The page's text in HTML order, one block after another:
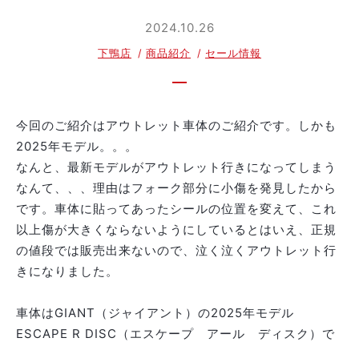
2024.10.26
下鴨店 商品紹介 セール情報
今回のご紹介はアウトレット車体のご紹介です。しかも
2025年モデル。。。
なんと、最新モデルがアウトレット行きになってしまう
なんて、、、理由はフォーク部分に小傷を発見したから
です。車体に貼ってあったシールの位置を変えて、これ
以上傷が大きくならないようにしているとはいえ、正規
の値段では販売出来ないので、泣く泣くアウトレット行
きになりました。
車体はGIANT（ジャイアント）の2025年モデル
ESCAPE R DISC（エスケープ アール ディスク）で